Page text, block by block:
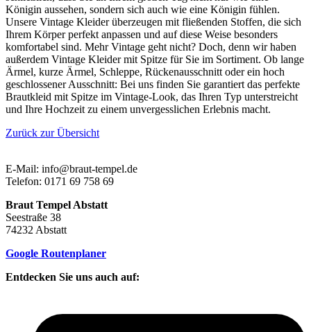
Königin aussehen, sondern sich auch wie eine Königin fühlen.
Unsere Vintage Kleider überzeugen mit fließenden Stoffen, die sich
Ihrem Körper perfekt anpassen und auf diese Weise besonders
komfortabel sind. Mehr Vintage geht nicht? Doch, denn wir haben
außerdem Vintage Kleider mit Spitze für Sie im Sortiment. Ob lange
Ärmel, kurze Ärmel, Schleppe, Rückenausschnitt oder ein hoch
geschlossener Ausschnitt: Bei uns finden Sie garantiert das perfekte
Brautkleid mit Spitze im Vintage-Look, das Ihren Typ unterstreicht
und Ihre Hochzeit zu einem unvergesslichen Erlebnis macht.
Zurück zur Übersicht
E-Mail: info@braut-tempel.de
Telefon: 0171 69 758 69
Braut Tempel Abstatt
Seestraße 38
74232 Abstatt
Google Routenplaner
Entdecken Sie uns auch auf: